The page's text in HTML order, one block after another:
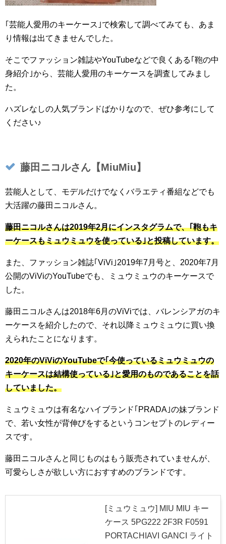
｢芸能人愛用のキーケース｣で検索して調べてみても、あま
り情報は出てきませんでした。
そこでファッション雑誌やYouTubeなどで良くある｢鞄の中
身紹介｣から、芸能人愛用のキーケースを調査してみまし
た。
ハズレなしの人気ブランドばかりなので、ぜひ参考にして
ください♪
藤田ニコルさん【MiuMiu】
芸能人として、モデルだけでなくバラエティ番組などでも
大活躍の藤田ニコルさん。
藤田ニコルさんは2019年2月にインスタグラムで、｢鞄もキ
ーケースもミュウミュウを使っている｣と投稿しています。
また、ファッション雑誌｢ViVi｣2019年7月号と、2020年7月
公開のViViのYouTubeでも、ミュウミュウのキーケースで
した。
藤田ニコルさんは2018年6月のViViでは、バレンシアガのキ
ーケースを紹介したので、それ以降ミュウミュウに買い換
えられたことになります。
2020年のViViのYouTubeで｢今使っているミュウミュウの
キーケースは結構使っている｣と愛用のものであることを話
していました。
ミュウミュウは有名なハイブランド｢PRADA｣の妹ブランド
で、若い女性が背伸びをするというコンセプトのレディー
スです。
藤田ニコルさんと同じものはもう販売されていませんが、
可愛らしさが欲しい方におすすめのブランドです。
[ミュウミュウ] MIU MIU キー
ケース 5PG222 2F3R F0591
PORTACHIAVI GANCI ライト